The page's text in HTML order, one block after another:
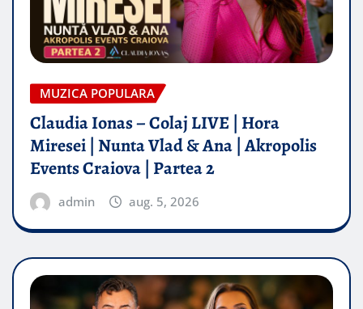
MUZICA POPULARA
Claudia Ionas – Colaj LIVE | Hora
Miresei | Nunta Vlad & Ana | Akropolis
Events Craiova | Partea 2
admin aug. 5, 2026